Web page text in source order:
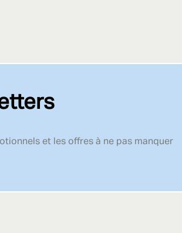
et les offres à ne pas manquer